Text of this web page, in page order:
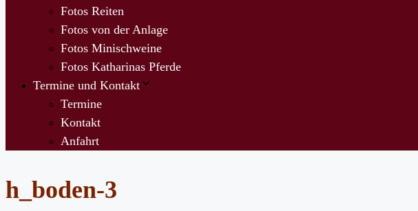
Fotos Reiten
Fotos von der Anlage
Fotos Minischweine
Fotos Katharinas Pferde
Termine und Kontakt
Termine
Kontakt
Anfahrt
h_boden-3